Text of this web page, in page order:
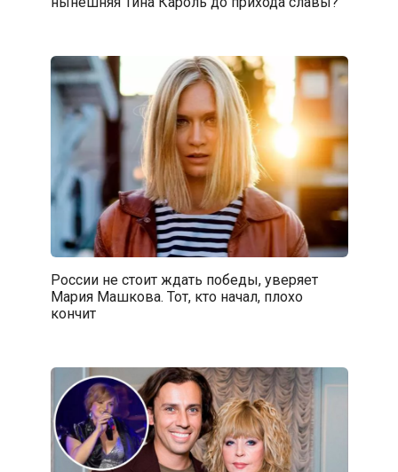
России не стоит ждать победы, уверяет
Мария Машкова. Тот, кто начал, плохо
кончит